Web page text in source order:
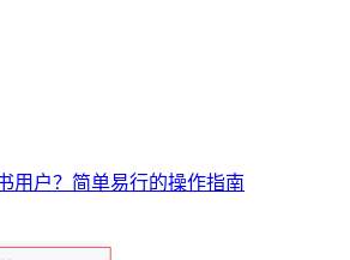
用户？简单易行的操作指南